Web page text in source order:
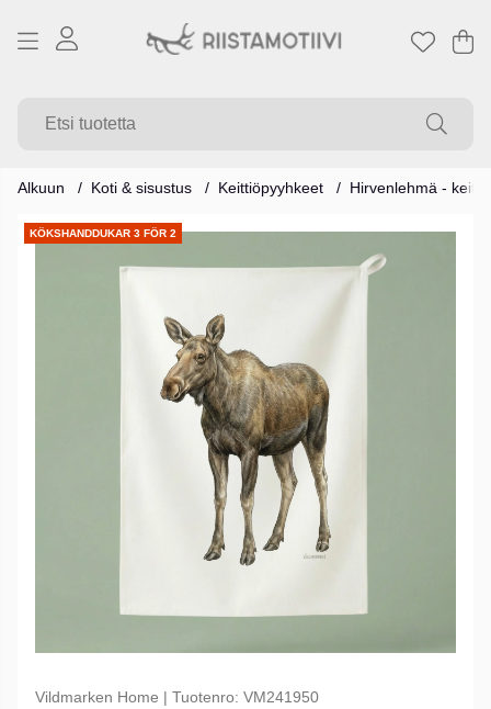
.
Alkuun Koti & sisustus Keittiöpyyhkeet Hirvenlehmä -
KÖKSHANDDUKAR 3 FÖR 2
Tuotekuvat
Vildmarken Home | Tuotenro: VM241950